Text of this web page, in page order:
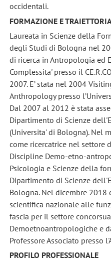
occidentali.
FORMAZIONE E
Laureata in Scienze della
degli Studi di Bologna nel
di ricerca in Antropologia ed
Complessita' presso il
2007. E’ stata nel 2004
Anthropology presso
Dal 2007 al 2012 è stata
Dipartimento di Scienze
(Universita' di Bologna). Nel
come ricercatrice nel settore
Discipline Demo-etno-
Psicologia e Scienze della
Dipartimento di Scienze
Bologna. Nel dicembre
scientifica nazionale alle
fascia per il settore
Demoetnoantropologiche e
Professore Associato presso
PROFILO PROFESSIONALE